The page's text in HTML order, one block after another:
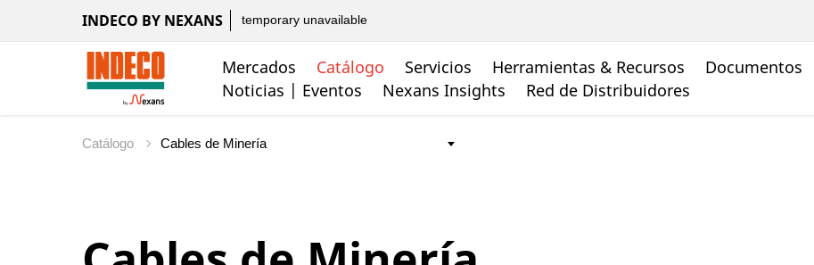
INDECO BY NEXANS temporary unavailable
Mercados Catálogo Servicios Herramientas & Recursos Documentos
Noticias | Eventos
Nexans Insights Red de Distribuidores
Catálogo